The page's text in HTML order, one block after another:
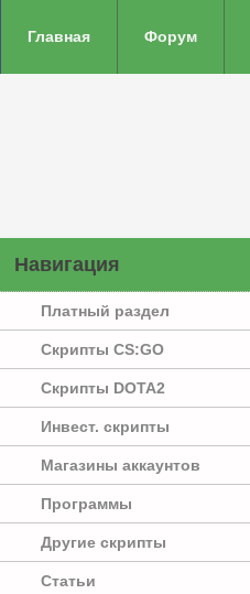
Главная Форум
Навигация
Платный раздел
Скрипты CS:GO
Скрипты DOTA2
Инвест. скрипты
Магазины аккаунтов
Программы
Другие скрипты
Статьи